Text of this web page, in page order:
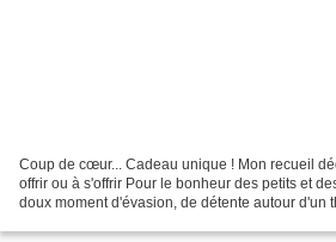
Coup de cœur... Cadeau unique ! Mon recueil
offrir ou à s'offrir Pour le bonheur des petits et
doux moment d'évasion, de détente autour d'un